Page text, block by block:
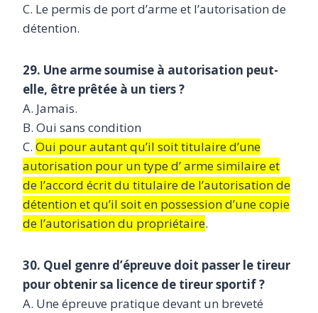
C. Le permis de port d’arme et l’autorisation de
détention.
29. Une arme soumise à autorisation peut-
elle, être prêtée à un tiers ?
A. Jamais.
B. Oui sans condition
C. Oui pour autant qu’il soit titulaire d’une
autorisation pour un type d’ arme similaire et
de l’accord écrit du titulaire de l’autorisation de
détention et qu’il soit en possession d’une copie
de l’autorisation du propriétaire.
30. Quel genre d’épreuve doit passer le tireur
pour obtenir sa licence de tireur sportif ?
A. Une épreuve pratique devant un breveté